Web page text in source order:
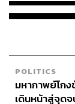
POLITICS
มหากาพย์โก
เดินหน้าสู่จุด